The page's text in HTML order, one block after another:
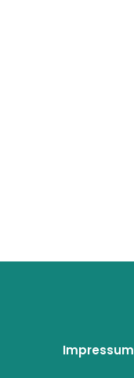
Impressum